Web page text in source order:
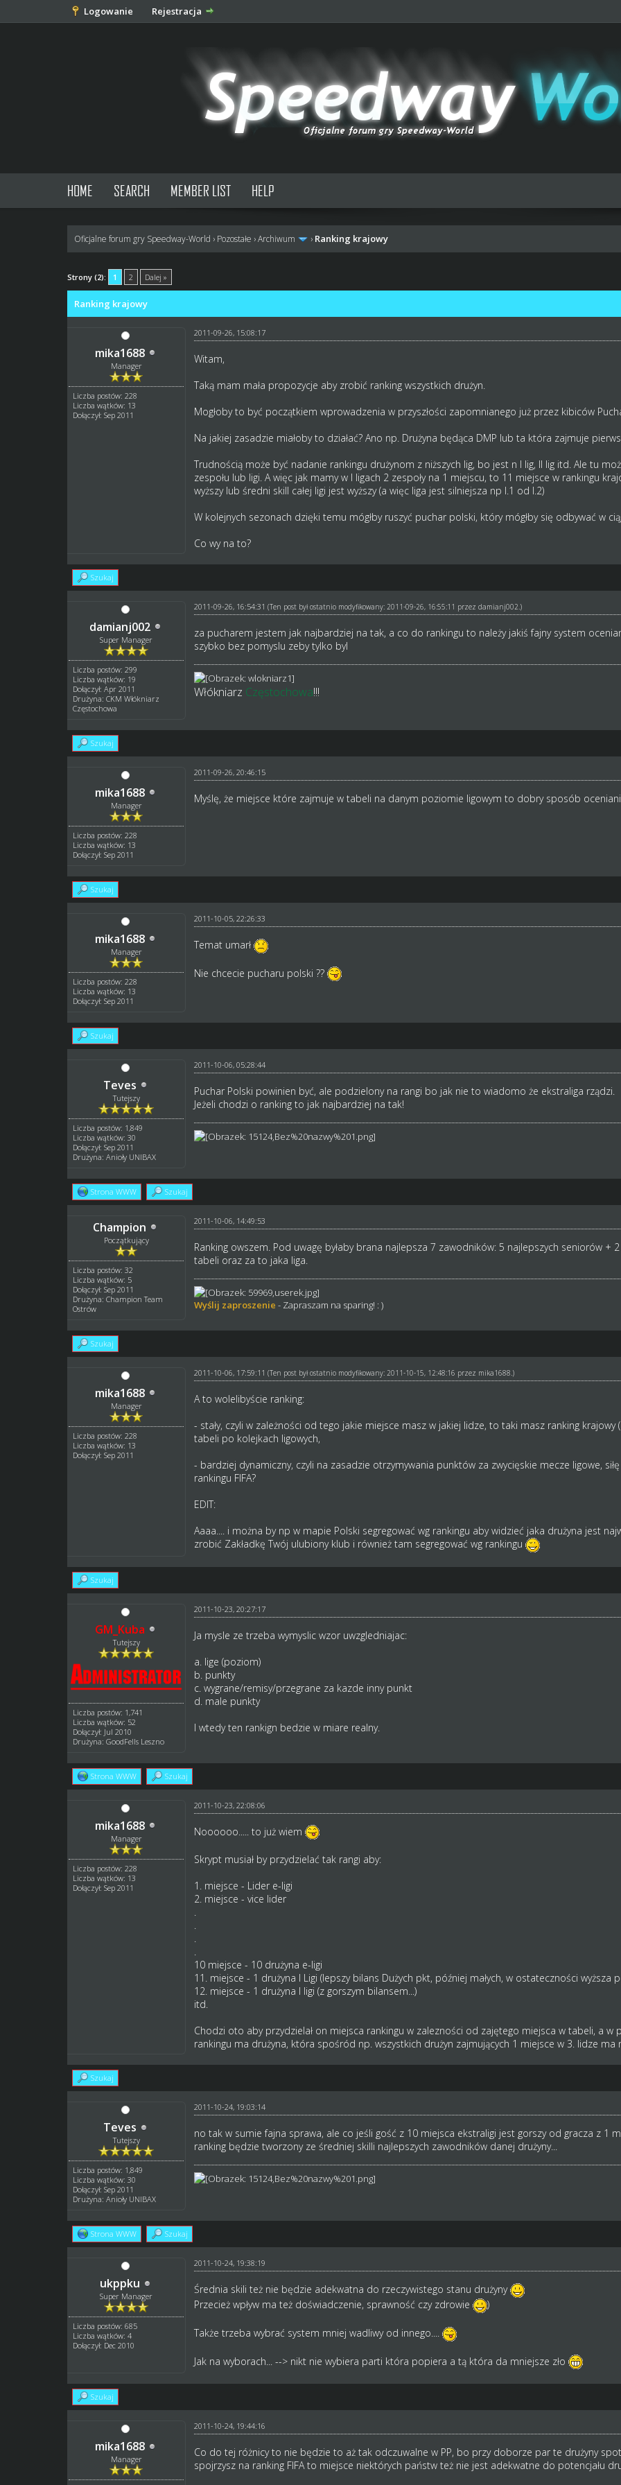
Logowanie Rejestracja
HOME SEARCH MEMBER LIST HELP
Oficjalne forum gry Speedway-World › Pozostałe ›Archiwum › Ranking krajowy
Strony (2): 1 2 Dalej »
głosów - średnia: 0
Ranking krajowy
mika1688
Manager
Liczba postów: 228
Liczba wątków: 13
Dołączył: Sep 2011
2011-09-26, 15:08:17
Witam,
Taką mam mała propozycje aby zrobić ranking wszystkich drużyn.
Mogłoby to być początkiem wprowadzenia w przyszłości zapomnianego już przez kibiców
Na jakiej zasadzie miałoby to działać? Ano np. Drużyna będąca DMP lub ta która zajmuje
Trudnością może być nadanie rankingu drużynom z niższych lig, bo jest n I lig, II lig itd. Ale tu
zespołu lub ligi. A więc jak mamy w I ligach 2 zespoły na 1 miejscu, to 11 miejsce w rankingu
wyższy lub średni skill całej ligi jest wyższy (a więc liga jest silniejsza np I.1 od I.2)
W kolejnych sezonach dzięki temu mógłby ruszyć puchar polski, który mógłby się odbywać w
Co wy na to?
Szukaj
damianj002
Super Manager
Liczba postów: 299
Liczba wątków: 19
Dołączył: Apr 2011
Drużyna: CKM Włókniarz
Częstochowa
2011-09-26, 16:54:31 (Ten post był ostatnio modyfikowany: 2011-09-26, 16:55:11 przez damianj002 .)
za pucharem jestem jak najbardziej na tak, a co do rankingu to należy jakiś fajny system
szybko bez pomyslu zeby tylko byl
Włókniarz Częstochowa!!!
Szukaj
mika1688
Manager
Liczba postów: 228
Liczba wątków: 13
Dołączył: Sep 2011
2011-09-26, 20:46:15
Myślę, że miejsce które zajmuje w tabeli na danym poziomie ligowym to dobry sposób
Szukaj
mika1688
Manager
Liczba postów: 228
Liczba wątków: 13
Dołączył: Sep 2011
2011-10-05, 22:26:33
Temat umarł
Nie chcecie pucharu polski ??
Szukaj
Teves
Tutejszy
Liczba postów: 1,849
Liczba wątków: 30
Dołączył: Sep 2011
Drużyna: Anioły UNIBAX
2011-10-06, 05:28:44
Puchar Polski powinien być, ale podzielony na rangi bo jak nie to wiadomo że ekstraliga rządzi.
Jeżeli chodzi o ranking to jak najbardziej na tak!
Strona WWW Szukaj
Champion
Początkujący
Liczba postów: 32
Liczba wątków: 5
Dołączył: Sep 2011
Drużyna: Champion Team
Ostrów
2011-10-06, 14:49:53
Ranking owszem. Pod uwagę byłaby brana najlepsza 7 zawodników: 5 najlepszych seniorów
tabeli oraz za to jaka liga.
Wyślij zaproszenie - Zapraszam na sparing! : )
Szukaj
mika1688
Manager
Liczba postów: 228
Liczba wątków: 13
Dołączył: Sep 2011
2011-10-06, 17:59:11 (Ten post był ostatnio modyfikowany: 2011-10-15, 12:48:16 przez mika1688 .)
A to wolelibyście ranking:
- stały, czyli w zależności od tego jakie miejsce masz w jakiej lidze, to taki masz ranking
tabeli po kolejkach ligowych,
- bardziej dynamiczny, czyli na zasadzie otrzymywania punktów za zwycięskie mecze ligowe,
rankingu FIFA?
EDIT:
Aaaa.... i można by np w mapie Polski segregować wg rankingu aby widzieć jaka drużyna jest
zrobić Zakładkę Twój ulubiony klub i również tam segregować wg rankingu
Szukaj
GM_Kuba
Tutejszy
Liczba postów: 1,741
Liczba wątków: 52
Dołączył: Jul 2010
Drużyna: GoodFells Leszno
2011-10-23, 20:27:17
Ja mysle ze trzeba wymyslic wzor uwzgledniajac:
a. lige (poziom)
b. punkty
c. wygrane/remisy/przegrane za kazde inny punkt
d. male punkty
I wtedy ten rankign bedzie w miare realny.
Strona WWW Szukaj
mika1688
Manager
Liczba postów: 228
Liczba wątków: 13
Dołączył: Sep 2011
2011-10-23, 22:08:06
Noooooo..... to już wiem
Skrypt musiał by przydzielać tak rangi aby:
1. miejsce - Lider e-ligi
2. miejsce - vice lider
.
.
.
.
10 miejsce - 10 drużyna e-ligi
11. miejsce - 1 drużyna I Ligi (lepszy bilans Dużych pkt, później małych, w ostateczności wyższa
12. miejsce - 1 drużyna I ligi (z gorszym bilansem...)
itd.
Chodzi oto aby przydzielał on miejsca rankingu w zalezności od zajętego miejsca w tabeli, a w
rankingu ma drużyna, która spośród np. wszystkich drużyn zajmujących 1 miejsce w 3. lidze ma
Szukaj
Teves
Tutejszy
Liczba postów: 1,849
Liczba wątków: 30
Dołączył: Sep 2011
Drużyna: Anioły UNIBAX
2011-10-24, 19:03:14
no tak w sumie fajna sprawa, ale co jeśli gość z 10 miejsca ekstraligi jest gorszy od gracza z 1
ranking będzie tworzony ze średniej skilli najlepszych zawodników danej drużyny...
Strona WWW Szukaj
ukppku
Super Manager
Liczba postów: 685
Liczba wątków: 4
Dołączył: Dec 2010
2011-10-24, 19:38:19
Średnia skili też nie będzie adekwatna do rzeczywistego stanu drużyny
Przecież wpływ ma też doświadczenie, sprawność czy zdrowie
)
Także trzeba wybrać system mniej wadliwy od innego....
Jak na wyborach... --> nikt nie wybiera parti która popiera a tą która da mniejsze zło
Szukaj
mika1688
Manager
2011-10-24, 19:44:16
Co do tej różnicy to nie będzie to aż tak odczuwalne w PP, bo przy doborze par te drużyny
spojrzysz na ranking FIFA to miejsce niektórych państw też nie jest adekwatne do potencjału